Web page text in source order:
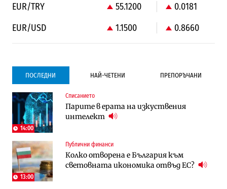
EUR/TRY 55.1200
0.0181
EUR/USD
1.1500 0.8660
ПОСЛЕДНИ НАЙ-ЧЕТЕНИ ПРЕПОРЪЧАНИ
14:00
Списанието
Парите в ерата на изкуствения
интелект
13:00
Публични финанси
Колко отворена е България към
световната икономика отвъд ЕС?
Градоустройство
Столична община избра изпълнител за
преместването на трамвайното
Компании
Vivacom предлага над 150 устройства с
90% отстъпка през август
Компании
Vivacom предлага над 150 устройства с
90% отстъпка през август
Градоустройство
Столична община избра изпълнител за
преместването на трамвайното